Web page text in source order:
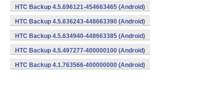
HTC Backup 4.5.696121-454663465 (Android)
HTC Backup 4.5.636243-448663390 (Android)
HTC Backup 4.5.634940-448663385 (Android)
HTC Backup 4.5.497277-400000100 (Android)
HTC Backup 4.1.763566-400000000 (Android)